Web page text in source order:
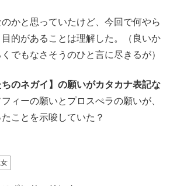
かと思っていたけど、今回で何やら
的があることは理解した。（良いか
でもなさそうのひと言に尽きるが）
ちのネガイ】の願いがカタカナ表記な
フィーの願いとプロスぺラの願いが、
ことを示唆していた？